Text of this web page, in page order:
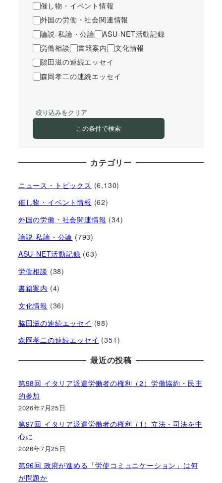
催し物・イベント情報
外国の労働・社会関連情報
論説-私論・公論
ASU-NET活動記録
労働相談
書籍案内
文化情報
脇田滋の連続エッセイ
森岡孝二の連続エッセイ
絞り込みをクリア
この条件で検索
カテゴリー
ニュース・トピックス (6,130)
催し物・イベント情報 (62)
外国の労働・社会関連情報 (34)
論説-私論・公論 (793)
ASU-NET活動記録 (63)
労働相談 (38)
書籍案内 (4)
文化情報 (36)
脇田滋の連続エッセイ (98)
森岡孝二の連続エッセイ (351)
最近の投稿
第98回 イタリア派遣労働者の権利（2）労働協約・民主
的参加
2026年7月25日
第97回 イタリア派遣労働者の権利（1）立法・司法を中
心に
2026年7月25日
第96回 政府が進める「労使コミュニケーション」は何
が問題か